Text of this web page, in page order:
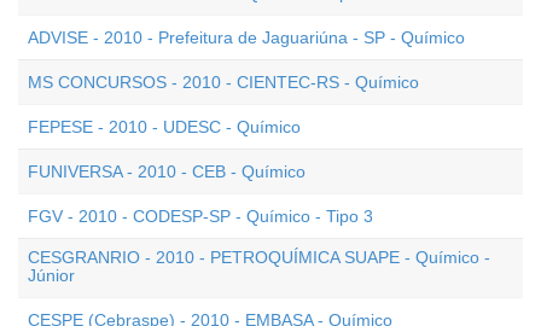
ADVISE - 2010 - Prefeitura de Jaguariúna - SP - Químico
MS CONCURSOS - 2010 - CIENTEC-RS - Químico
FEPESE - 2010 - UDESC - Químico
FUNIVERSA - 2010 - CEB - Químico
FGV - 2010 - CODESP-SP - Químico - Tipo 3
CESGRANRIO - 2010 - PETROQUÍMICA SUAPE - Químico -
Júnior
CESPE (Cebraspe) - 2010 - EMBASA - Químico